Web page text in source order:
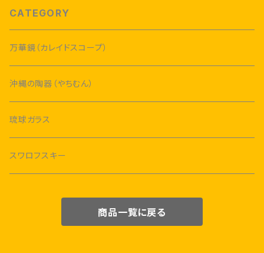
CATEGORY
万華鏡（カレイドスコープ）
沖縄の陶器（やちむん）
琉球ガラス
スワロフスキー
商品一覧に戻る